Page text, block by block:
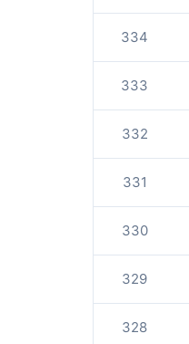
334
333
332
331
330
329
328